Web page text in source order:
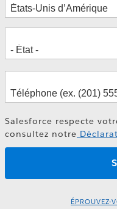
Salesforce respecte
consultez notre
ÉPROUVEZ-